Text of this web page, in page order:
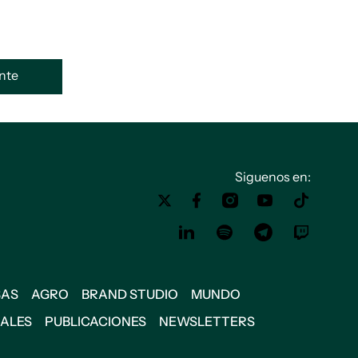
Siguenos en:
AGRO BRAND STUDIO
MUNDO
PUBLICACIONES
NEWSLETTERS